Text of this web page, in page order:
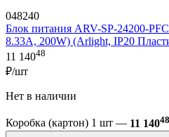
048240
Блок питания ARV-SP-24200-
8.33A, 200W) (Arlight, IP20
11 14048
₽/шт
Нет в наличии
Коробка (картон) 1 шт — 11 14048